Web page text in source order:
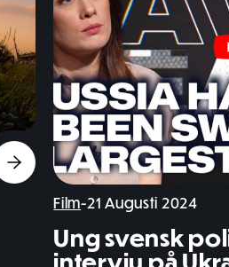
Film-21 Augusti 2024
Ung svensk